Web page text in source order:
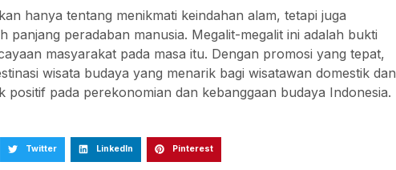
hanya tentang menikmati keindahan alam, tetapi juga
panjang peradaban manusia. Megalit-megalit ini adalah bukti
masyarakat pada masa itu. Dengan promosi yang tepat,
wisata budaya yang menarik bagi wisatawan domestik dan
positif pada perekonomian dan kebanggaan budaya Indonesia.
Twitter LinkedIn Pinterest